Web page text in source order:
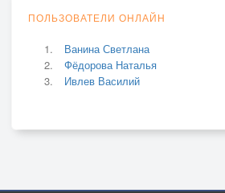
ПОЛЬЗОВАТЕЛИ ОНЛАЙН
Ванина Светлана
Фёдорова Наталья
Ивлев Василий